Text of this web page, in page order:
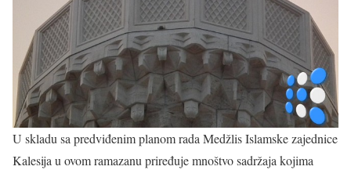
U skladu sa predviđenim planom rada Medžlis Islamske zajednice
Kalesija u ovom ramazanu priređuje mnoštvo sadržaja kojima